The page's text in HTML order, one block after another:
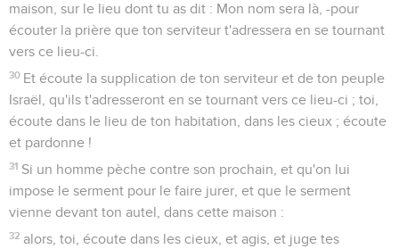
maison, sur le lieu dont tu as dit : Mon nom sera là, -pour
écouter la prière que ton serviteur t'adressera en se tournant
vers ce lieu-ci.
30 Et écoute la supplication de ton serviteur et de ton peuple
Israël, qu'ils t'adresseront en se tournant vers ce lieu-ci ; toi,
écoute dans le lieu de ton habitation, dans les cieux ; écoute
et pardonne !
31 Si un homme pèche contre son prochain, et qu'on lui
impose le serment pour le faire jurer, et que le serment
vienne devant ton autel, dans cette maison :
32 alors, toi, écoute dans les cieux, et agis, et juge tes